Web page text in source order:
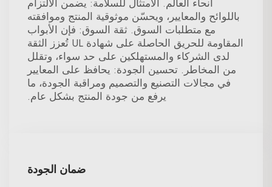
أنحاء العالم. الامتثال للسلامة: يضمن الالتزام
باللوائح والمعايير، ويحسّن موثوقية المنتج وموافقته
مع متطلبات السوق. ثقة السوق: فإن الأبواب
المقاومة للحريق الحاصلة على شهادة UL تُعزز الثقة
لدى الشركاء والمستهلكين على حد سواء، وتقلل
من المخاطر. تحسين الجودة: يحافظ على المعايير
في مجالات التصنيع والتصميم ومراقبة الجودة، ما
يرفع من جودة المنتج بشكل عام.
ضمان الجودة